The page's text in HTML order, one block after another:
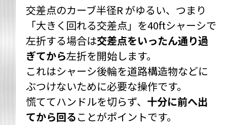
交差点のカーブ半径R がゆるい、つまり
「大きく回れる交差点」を40ftシャーシで
左折する場合は交差点をいったん通り過
ぎてから左折を開始します。
これはシャーシ後輪を道路構造物などに
ぶつけないために必要な操作です。
慌ててハンドルを切らず、 十分に前へ出
てから回ることがポイントです。